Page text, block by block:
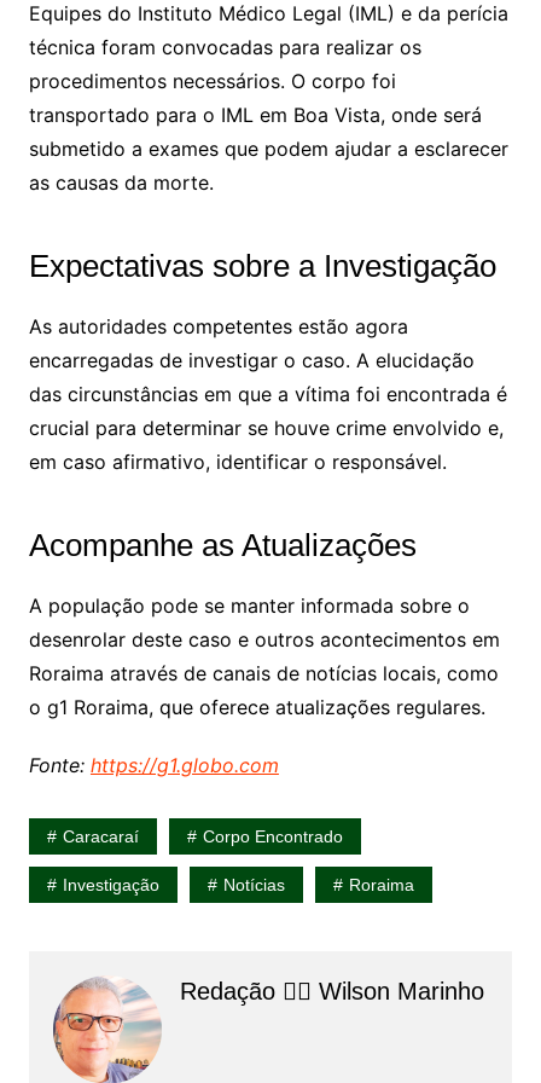
Equipes do Instituto Médico Legal (IML) e da perícia
técnica foram convocadas para realizar os
procedimentos necessários. O corpo foi
transportado para o IML em Boa Vista, onde será
submetido a exames que podem ajudar a esclarecer
as causas da morte.
Expectativas sobre a Investigação
As autoridades competentes estão agora
encarregadas de investigar o caso. A elucidação
das circunstâncias em que a vítima foi encontrada é
crucial para determinar se houve crime envolvido e,
em caso afirmativo, identificar o responsável.
Acompanhe as Atualizações
A população pode se manter informada sobre o
desenrolar deste caso e outros acontecimentos em
Roraima através de canais de notícias locais, como
o g1 Roraima, que oferece atualizações regulares.
Fonte: https://g1.globo.com
Caracaraí Corpo Encontrado
Investigação Notícias Roraima
Redação 👨‍⚖️​ Wilson Marinho